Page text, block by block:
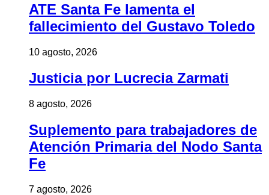
ATE Santa Fe lamenta el
fallecimiento del Gustavo Toledo
10 agosto, 2026
Justicia por Lucrecia Zarmati
8 agosto, 2026
Suplemento para trabajadores de
Atención Primaria del Nodo Santa
Fe
7 agosto, 2026